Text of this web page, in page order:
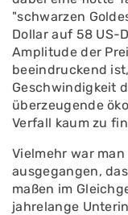
"schwarzen
Dollar auf 58 US-
Amplitude der
beeindruckend
Geschwindigkeit
überzeugende
Verfall kaum zu
Vielmehr war
ausgegangen,
maßen im
jahrelange